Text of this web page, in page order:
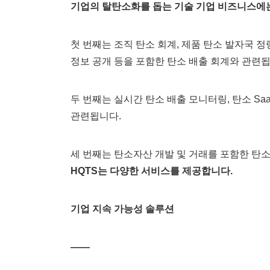
기업의 탈탄소화를 돕는 기술 기업 비즈니스
첫 번째는 조직 탄소 회계, 제품 탄소 발자국
정보 공개 등을 포함한 탄소 배출 회계와 관련
두 번째는 실시간 탄소 배출 모니터링, 탄소
관련됩니다.
세 번째는 탄소자산 개발 및 거래를 포함한 탄
HQTS는 다양한 서비스를 제공합니다.
기업 지속 가능성 솔루션
——